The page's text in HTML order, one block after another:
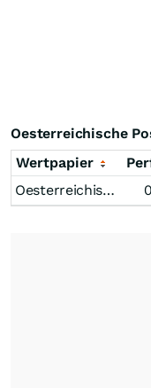
Oesterreichische
Wertpapier
Oesterreichische Post